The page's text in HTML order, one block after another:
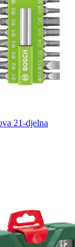
21-djelna